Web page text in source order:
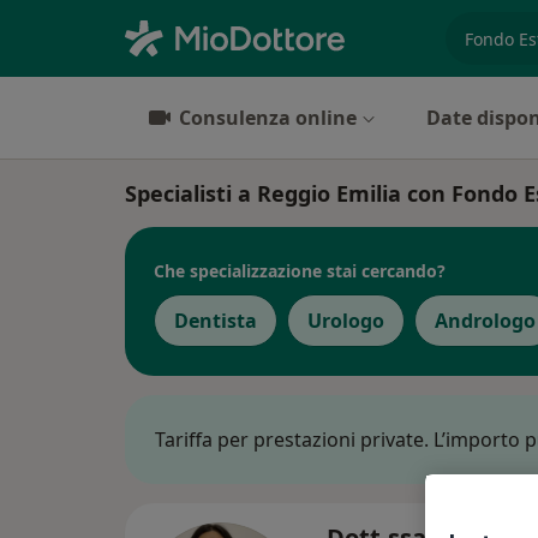
Consulenza online Date
Specialisti a Reggio Emilia con Fondo
Che specializzazione stai cercando?
Dentista Urologo Andrologo
Tariffa per prestazioni private. L’importo